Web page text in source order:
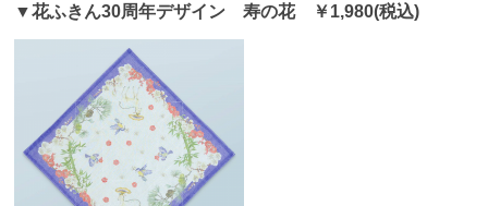
▼花ふきん30周年デザイン 寿の花 ￥1,980(税込)